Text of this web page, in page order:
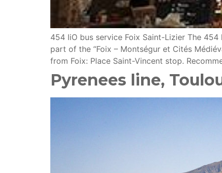
454 liO bus service Foix Saint-Lizier The
part of the “Foix – Montségur et Cités
from Foix: Place Saint-Vincent stop.
Pyrenees line,